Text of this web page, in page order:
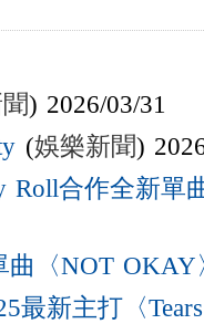
) 2026/03/31
(娛樂新聞)
Roll合作全新單
曲〈NOT OKAY
最新主打〈